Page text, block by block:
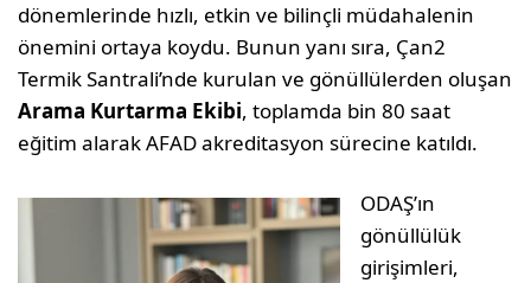
dönemlerinde hızlı, etkin ve bilinçli müdahalenin
önemini ortaya koydu. Bunun yanı sıra, Çan2
Termik Santrali’nde kurulan ve gönüllülerden oluşan
Arama Kurtarma Ekibi, toplamda bin 80 saat
eğitim alarak AFAD akreditasyon sürecine katıldı.
ODAŞ’ın
gönüllülük
girişimleri,